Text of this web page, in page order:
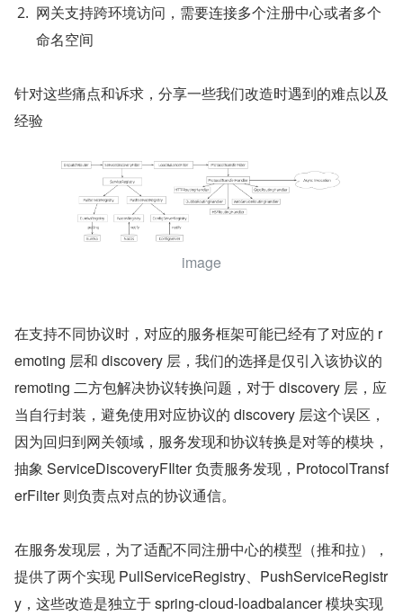
网关支持跨环境访问，需要连接多个注册中心或者多个
命名空间
针对这些痛点和诉求，分享一些我们改造时遇到的难点以及
经验
image
在支持不同协议时，对应的服务框架可能已经有了对应的 r
emoting 层和 discovery 层，我们的选择是仅引入该协议的
remoting 二方包解决协议转换问题，对于 discovery 层，应
当自行封装，避免使用对应协议的 discovery 层这个误区，
因为回归到网关领域，服务发现和协议转换是对等的模块，
抽象 ServiceDiscoveryFIlter 负责服务发现，ProtocolTransf
erFilter 则负责点对点的协议通信。
在服务发现层，为了适配不同注册中心的模型（推和拉），
提供了两个实现 PullServiceRegistry、PushServiceRegistr
y，这些改造是独立于 spring-cloud-loadbalancer 模块实现